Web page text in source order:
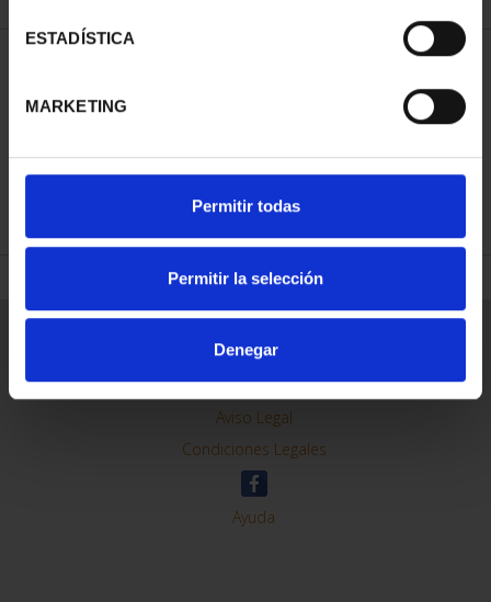
ESTADÍSTICA
MARKETING
Permitir todas
Permitir la selección
Denegar
REFINAR
Contacto
Preguntas Frequentes (FAQs)
Aviso Legal
Condiciones Legales
Ayuda